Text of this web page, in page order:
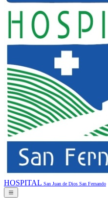
HOSPITAL San Juan de Dios San Fernando